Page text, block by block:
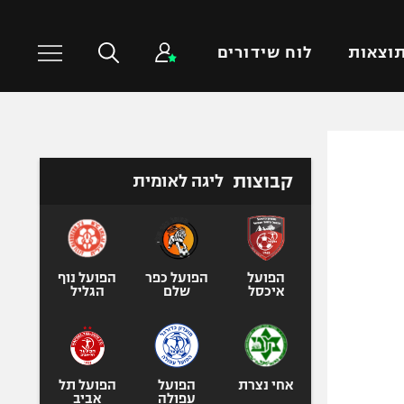
תוצאות לוח שידורים
טניס
כדורעף
אגרוף
ספורט אולימפי
קבוצות ליגה לאומית
הפועל
איכסל
הפועל כפר
שלם
הפועל נוף
הגליל
אחי נצרת
הפועל
עפולה
הפועל תל
אביב